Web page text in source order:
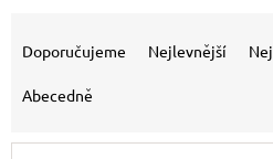
Doporučujeme Nejlevnější
Abecedně
Výpis produktů